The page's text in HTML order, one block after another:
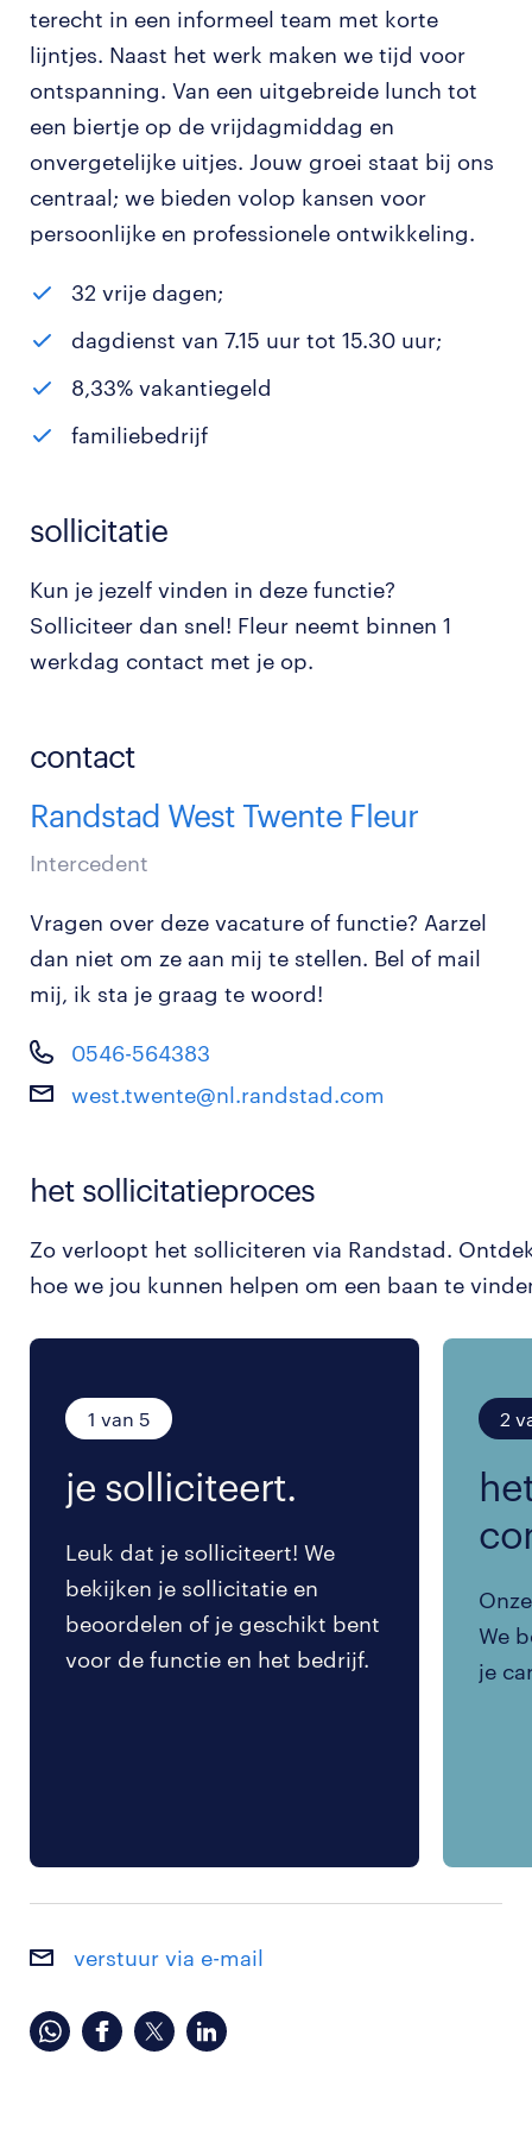
terecht in een informeel team met korte
lijntjes. Naast het werk maken we tijd voor
ontspanning. Van een uitgebreide lunch tot
een biertje op de vrijdagmiddag en
onvergetelijke uitjes. Jouw groei staat bij ons
centraal; we bieden volop kansen voor
persoonlijke en professionele ontwikkeling.
32 vrije dagen;
dagdienst van 7.15 uur tot 15.30 uur;
8,33% vakantiegeld
familiebedrijf
sollicitatie
Kun je jezelf vinden in deze functie?
Solliciteer dan snel! Fleur neemt binnen 1
werkdag contact met je op.
contact
Randstad West Twente Fleur
Intercedent
Vragen over deze vacature of functie? Aarzel
dan niet om ze aan mij te stellen. Bel of mail
mij, ik sta je graag te woord!
0546-564383
west.twente@nl.randstad.com
het sollicitatieproces
Zo verloopt het solliciteren via Randstad.
hoe we jou kunnen helpen om een baan te
1 van 5
je solliciteert.
Leuk dat je solliciteert! We
bekijken je sollicitatie en
beoordelen of je geschikt bent
voor de functie en het bedrijf.
2
We
je
verstuur via e-mail